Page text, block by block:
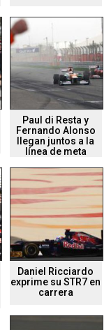
Paul di Resta y
Fernando Alonso
llegan juntos a la
línea de meta
Daniel Ricciardo
exprime su STR7 en
carrera